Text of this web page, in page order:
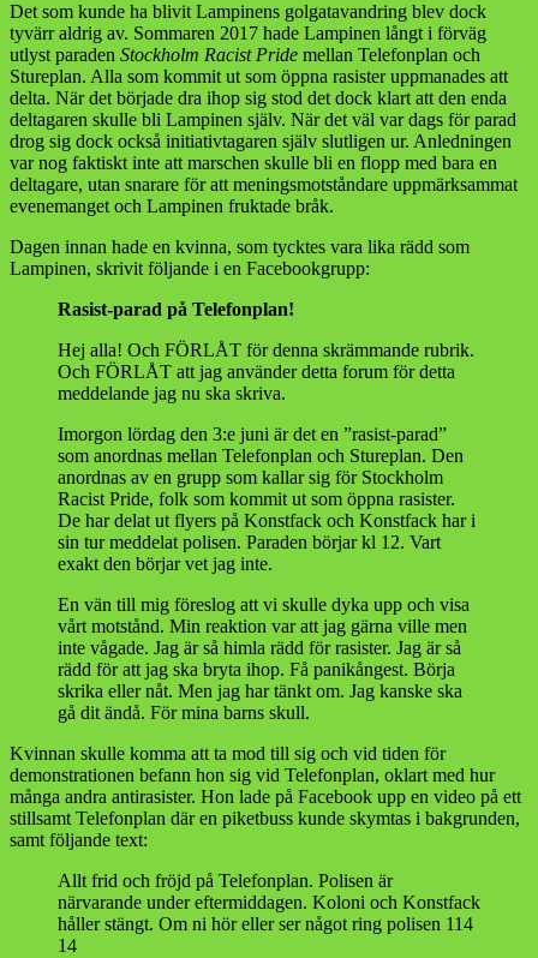
Det som kunde ha blivit Lampinens golgatavandring blev dock
tyvärr aldrig av. Sommaren 2017 hade Lampinen långt i förväg
utlyst paraden Stockholm Racist Pride mellan Telefonplan och
Stureplan. Alla som kommit ut som öppna rasister uppmanades att
delta. När det började dra ihop sig stod det dock klart att den enda
deltagaren skulle bli Lampinen själv. När det väl var dags för parad
drog sig dock också initiativtagaren själv slutligen ur. Anledningen
var nog faktiskt inte att marschen skulle bli en flopp med bara en
deltagare, utan snarare för att meningsmotståndare uppmärksammat
evenemanget och Lampinen fruktade bråk.
Dagen innan hade en kvinna, som tycktes vara lika rädd som
Lampinen, skrivit följande i en Facebookgrupp:
Rasist-parad på Telefonplan!
Hej alla! Och FÖRLÅT för denna skrämmande rubrik.
Och FÖRLÅT att jag använder detta forum för detta
meddelande jag nu ska skriva.
Imorgon lördag den 3:e juni är det en ”rasist-parad”
som anordnas mellan Telefonplan och Stureplan. Den
anordnas av en grupp som kallar sig för Stockholm
Racist Pride, folk som kommit ut som öppna rasister.
De har delat ut flyers på Konstfack och Konstfack har i
sin tur meddelat polisen. Paraden börjar kl 12. Vart
exakt den börjar vet jag inte.
En vän till mig föreslog att vi skulle dyka upp och visa
vårt motstånd. Min reaktion var att jag gärna ville men
inte vågade. Jag är så himla rädd för rasister. Jag är så
rädd för att jag ska bryta ihop. Få panikångest. Börja
skrika eller nåt. Men jag har tänkt om. Jag kanske ska
gå dit ändå. För mina barns skull.
Kvinnan skulle komma att ta mod till sig och vid tiden för
demonstrationen befann hon sig vid Telefonplan, oklart med hur
många andra antirasister. Hon lade på Facebook upp en video på ett
stillsamt Telefonplan där en piketbuss kunde skymtas i bakgrunden,
samt följande text:
Allt frid och fröjd på Telefonplan. Polisen är
närvarande under eftermiddagen. Koloni och Konstfack
håller stängt. Om ni hör eller ser något ring polisen 114
14